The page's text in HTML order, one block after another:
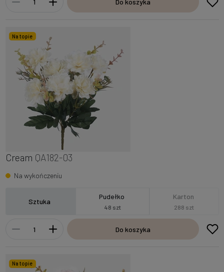
Do koszyka
Na topie
Cream QA182-03
Na wykończeniu
Sztuka
Pudełko
48 szt
Karton
288 szt
Do koszyka
Na topie